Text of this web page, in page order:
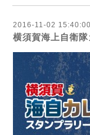
2016-11-02 15:40:00
横須賀海上自衛